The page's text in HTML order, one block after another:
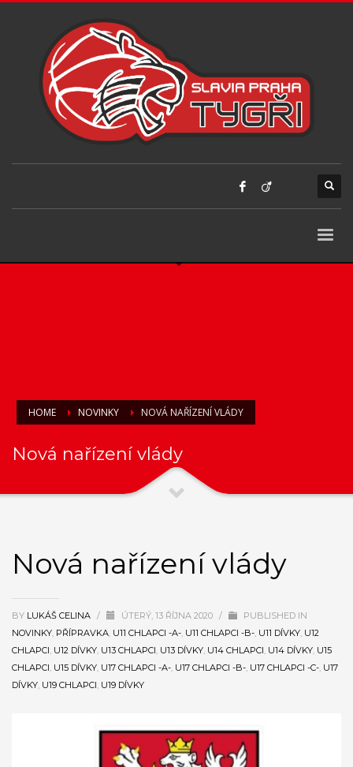
HOME NOVINKY NOVÁ NAŘÍZENÍ VLÁDY
Nová nařízení vlády
Nová nařízení vlády
BY LUKÁŠ CELINA / ÚTERÝ, 13 ŘÍJNA 2020 /
PUBLISHED IN
NOVINKY PŘÍPRAVKA U11 CHLAPCI -A- U11 CHLAPCI -B- U11 DÍVKY U12
CHLAPCI U12 DÍVKY U13 CHLAPCI U13 DÍVKY U14 CHLAPCI U14 DÍVKY U15
CHLAPCI U15 DÍVKY U17 CHLAPCI -A- U17 CHLAPCI -B- U17 CHLAPCI -C- U17
DÍVKY U19 CHLAPCI U19 DÍVKY